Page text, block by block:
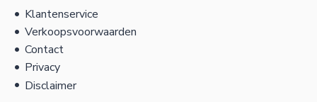
Klantenservice
Verkoopsvoorwaarden
Contact
Privacy
Disclaimer